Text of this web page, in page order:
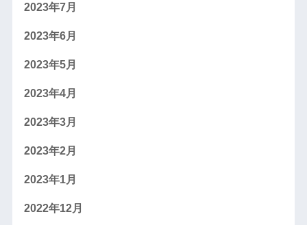
2023年7月
2023年6月
2023年5月
2023年4月
2023年3月
2023年2月
2023年1月
2022年12月